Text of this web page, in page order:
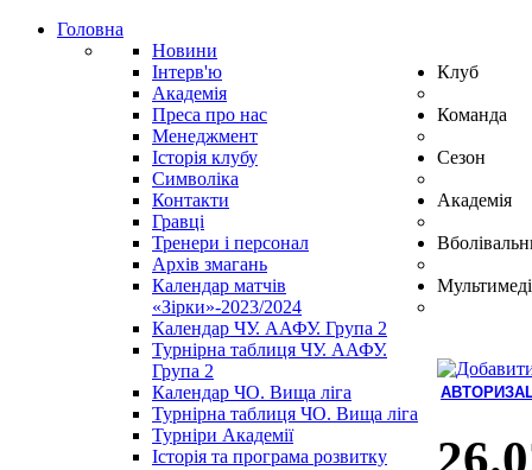
Головна
Новини
Інтерв'ю
Академія
Преса про нас
Клуб
Менеджмент
Історія клубу
Символіка
Контакти
Команда
Гравці
Тренери і персонал
Архів змагань
Сезон
Календар матчів
«Зірки»-2023/2024
Календар ЧУ. ААФУ. Група 2
Турнірна таблиця ЧУ. ААФУ.
Група 2
Календар ЧО. Вища ліга
Турнірна таблиця ЧО. Вища ліга
Академія
Турніри Академії
Історія та програма розвитку